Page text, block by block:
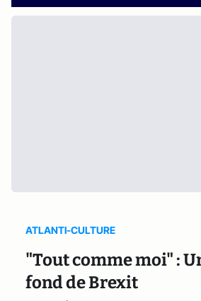
ATLANTI-CULTURE
"Tout comme moi" :
fond de Brexit